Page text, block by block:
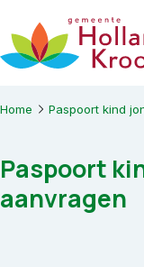
Ga naar de inhoud
Home Paspoort kind
Paspoort
aanvragen